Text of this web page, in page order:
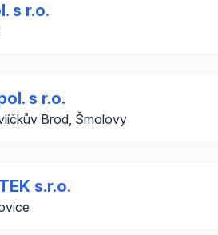
s r.o.
s r.o.
Brod, Šmolovy
s.r.o.